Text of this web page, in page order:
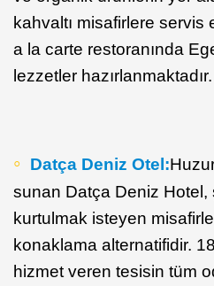
kahvaltı misafirlere servis
a la carte restoranında
lezzetler hazırlanmaktadır.
Datça Deniz Otel:
sunan Datça Deniz Hotel,
kurtulmak isteyen
konaklama alternatifidir.
hizmet veren tesisin tüm